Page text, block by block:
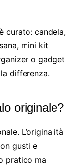
curato: candela,
mini kit
o gadget
differenza.
originale?
L’originalità
gusti e
pratico ma